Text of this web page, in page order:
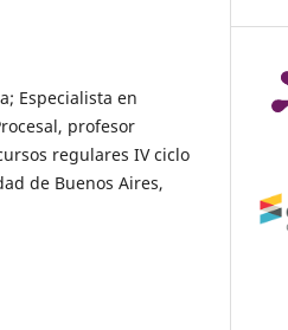
Especialista en
profesor
regulares IV ciclo
de Buenos Aires,